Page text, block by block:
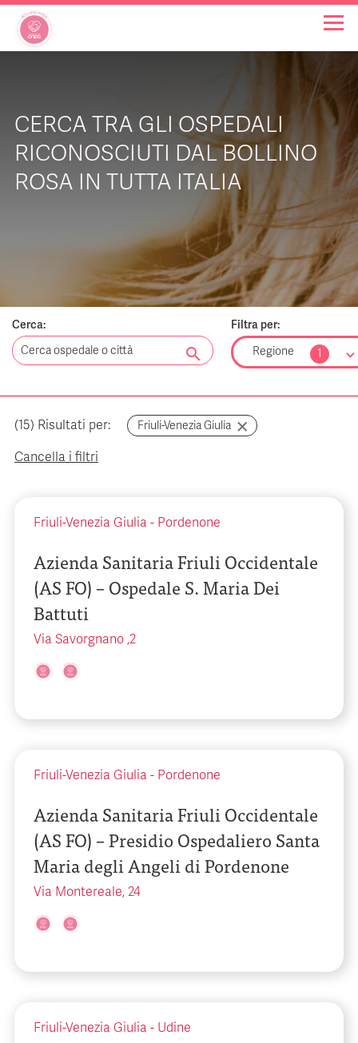
INIZIATIVE
NOTIZIE
CHI SIAMO
CERCA TRA GLI OSPEDALI
RICONOSCIUTI DAL BOLLINO
ROSA IN TUTTA ITALIA
Cerca:
search
Filtra per:
Regione
1
(15) Risultati per: Friuli-Venezia Giulia
Cancella i filtri
Friuli-Venezia Giulia - Pordenone
Azienda Sanitaria Friuli Occidentale
(AS FO) – Ospedale S. Maria Dei
Battuti
Via Savorgnano ,2
Friuli-Venezia Giulia - Pordenone
Azienda Sanitaria Friuli Occidentale
(AS FO) – Presidio Ospedaliero Santa
Maria degli Angeli di Pordenone
Via Montereale, 24
Friuli-Venezia Giulia - Udine